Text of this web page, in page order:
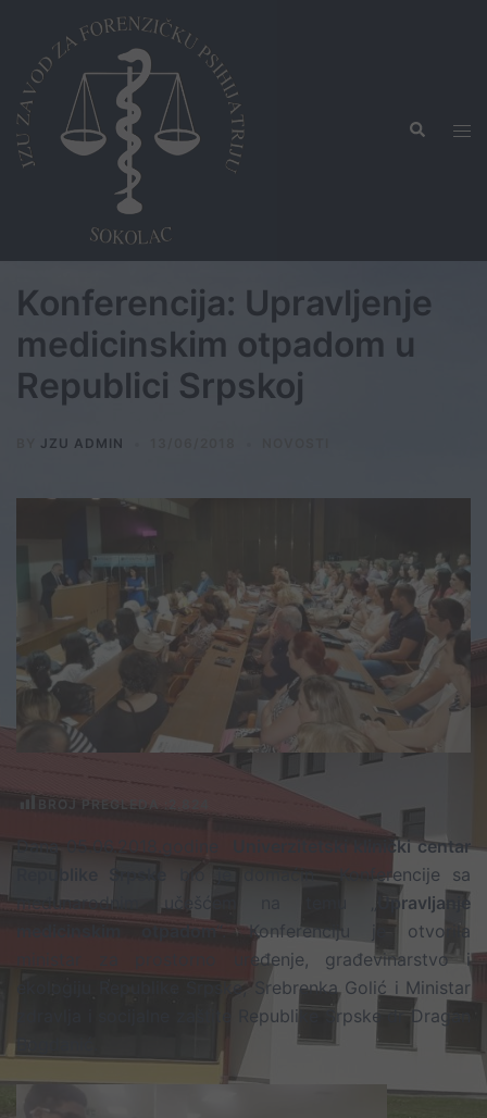
content
Search
Konferencija: Upravljenje
medicinskim otpadom u
Republici Srpskoj
JZU ADMIN
BROJ PREGLEDA :
Univerzitetski klinički centar
bio je domaćin Konferencije sa
međunarodnim učešćem na temu „ Upravljanje
medicinskim otpadom
“. Konferenciju je otvorila
ministar za prostorno uređenje, građevinarstvo i
ekologiju Republike Srpske, Srebrenka Golić i Ministar
zdravlja i socijalne zaštite Republike Srpske dr Dragan